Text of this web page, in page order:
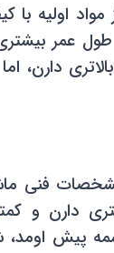
اولیه با
عمر بیشتری
دارن، اما
مشخصات فنی
دارن و
پیش